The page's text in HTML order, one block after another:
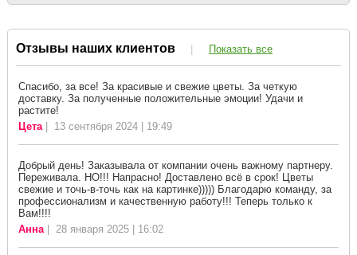
Отзывы наших клиентов | Показать все
Спасибо, за все! За красивые и свежие цветы. За четкую
доставку. За полученные положительные эмоции! Удачи и
растите!
Цета| 13 сентября 2024 | 19:49
Добрый день! Заказывала от компании очень важному партнеру.
Переживала. НО!!! Напрасно! Доставлено всё в срок! Цветы
свежие и точь-в-точь как на картинке))))) Благодарю команду, за
профессионализм и качественную работу!!! Теперь только к
Вам!!!!
Анна| 28 января 2025 | 16:02